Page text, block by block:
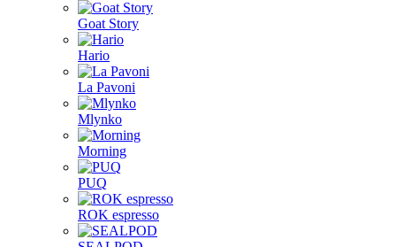
Goat Story
Hario
La Pavoni
Mlynko
Morning
PUQ
ROK espresso